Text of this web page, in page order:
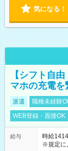
気になる！
【シフト自
マホの充電を
派遣 職種未経験
WEB登録・面接OK
給与
時給
※規定に